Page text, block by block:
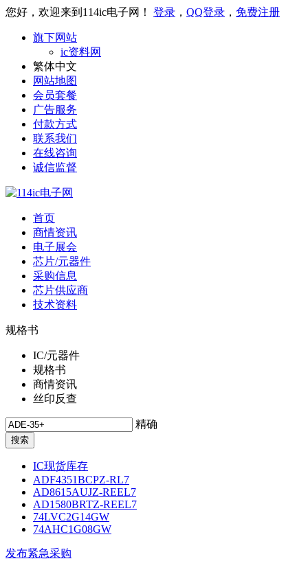
您好，欢迎来到114ic电子网！ 登录 ， QQ登录 ， 免费注册
旗下网站
ic资料网
繁体中文
网站地图
会员套餐
广告服务
付款方式
联系我们
在线咨询
诚信监督
首页
商情资讯
电子展会
芯片/元器件
采购信息
芯片供应商
技术资料
规格书
IC/元器件
规格书
商情资讯
丝印反查
精确
IC现货库存
ADF4351BCPZ-RL7
AD8615AUJZ-REEL7
AD1580BRTZ-REEL7
74LVC2G14GW
74AHC1G08GW
发布紧急采购